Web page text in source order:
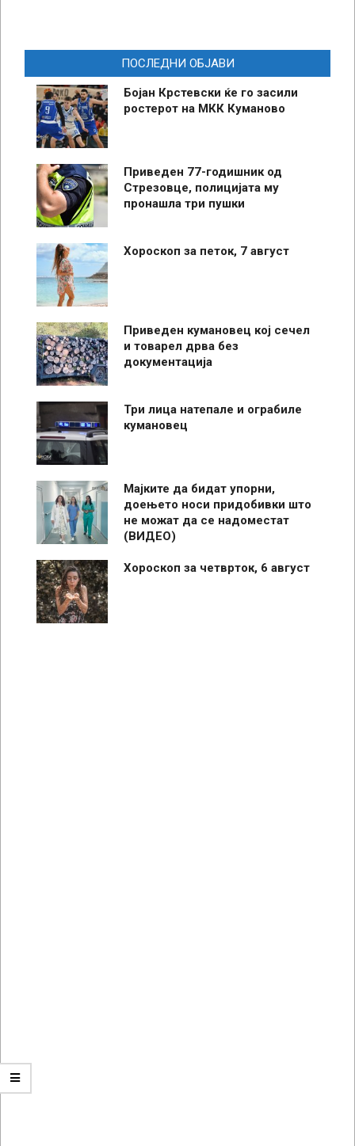
ПОСЛЕДНИ ОБЈАВИ
Бојан Крстевски ќе го засили
ростерот на МКК Куманово
Приведен 77-годишник од
Стрезовце, полицијата му
пронашла три пушки
Хороскоп за петок, 7 август
Приведен кумановец кој сечел
и товарел дрва без
документација
Три лица натепале и ограбиле
кумановец
Мајките да бидат упорни,
доењето носи придобивки што
не можат да се надоместат
(ВИДЕО)
Хороскоп за четврток, 6 август